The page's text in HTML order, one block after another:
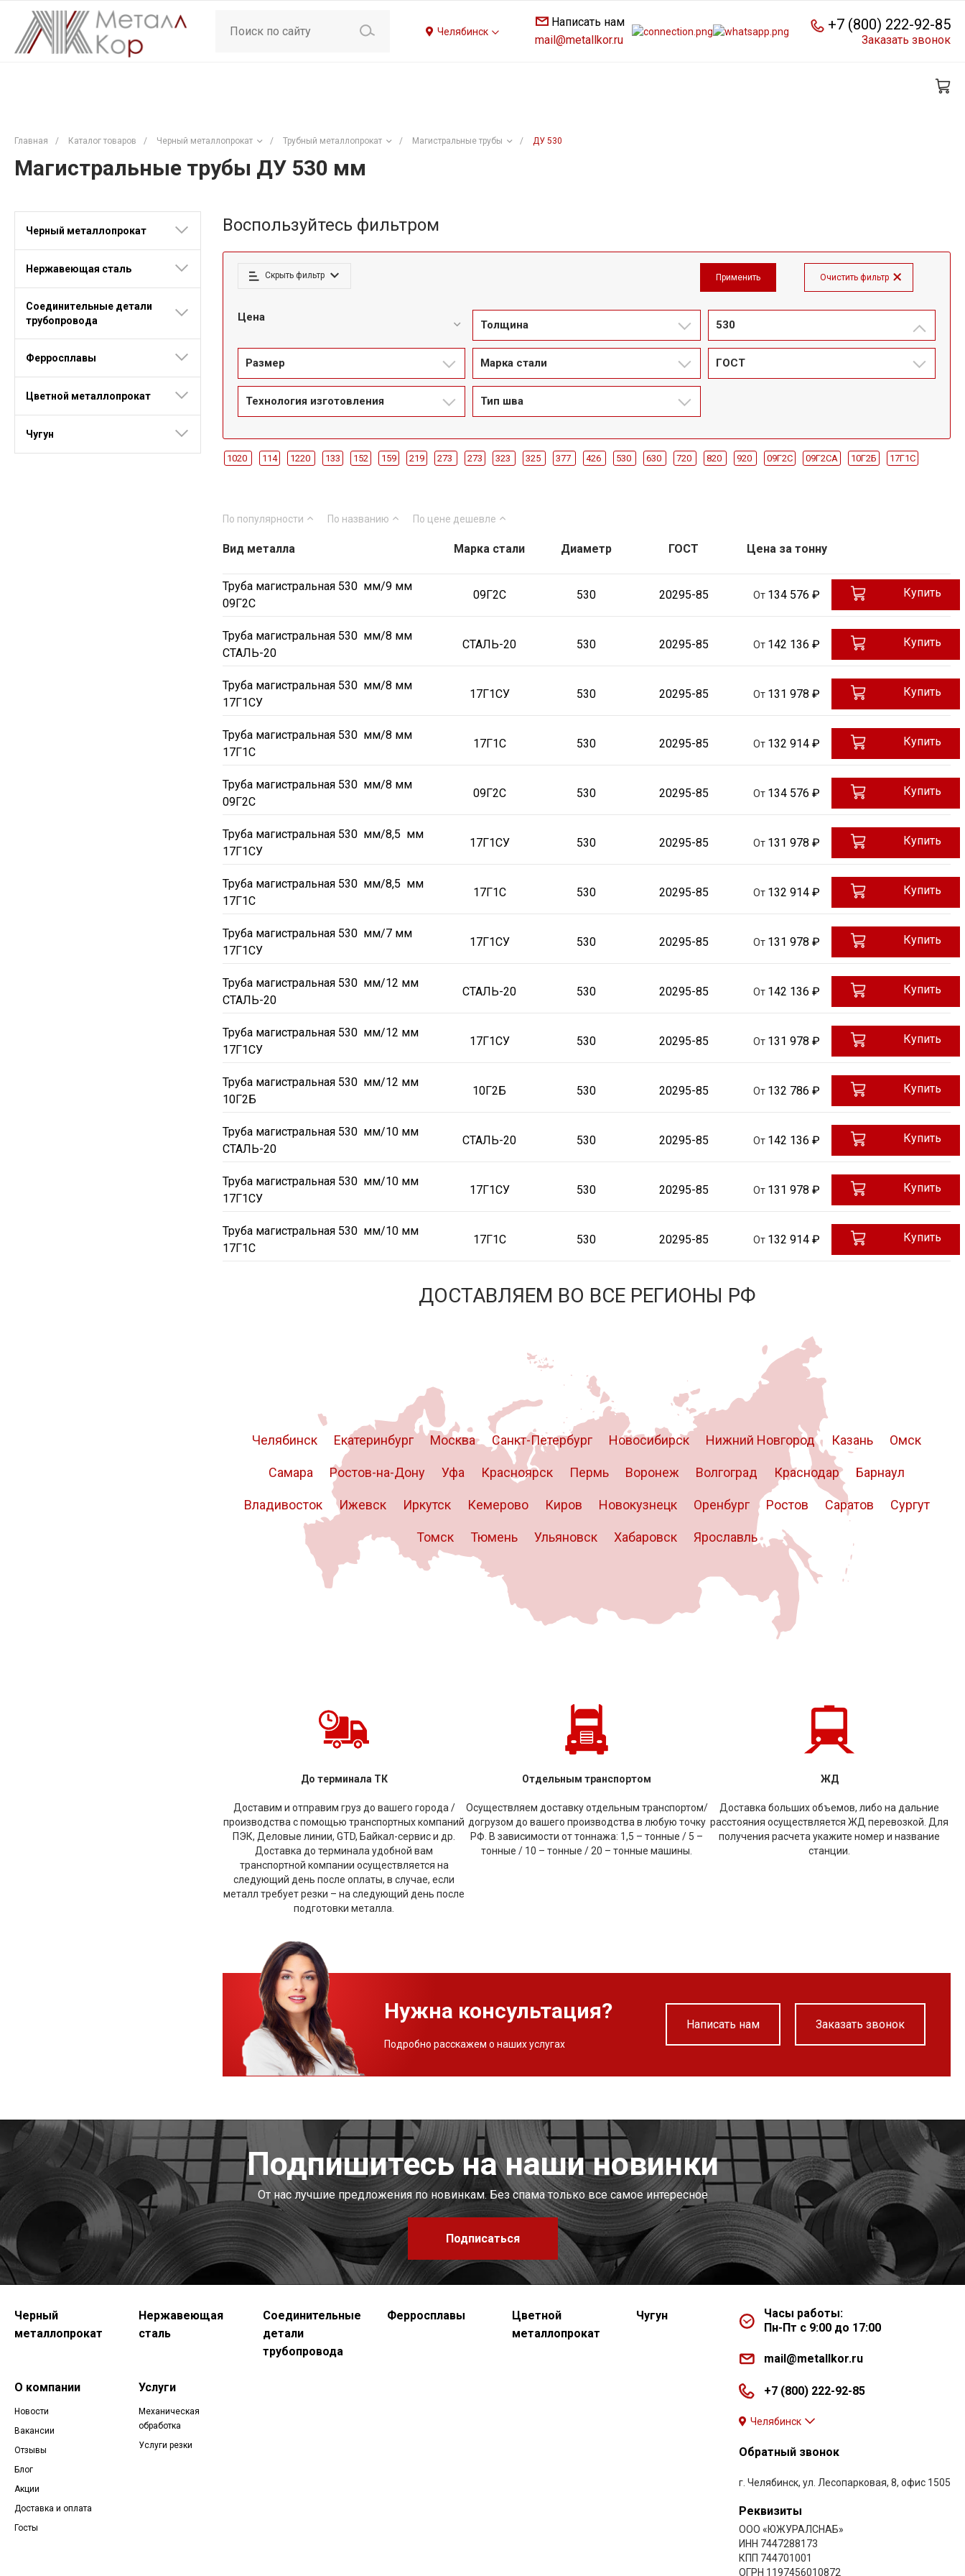
Челябинск
Написать нам
mail@metallkor.ru
+7 (800) 222-92-85
Заказать звонок
Главная / Каталог товаров / Черный металлопрокат / Трубный металлопрокат / Магистральные трубы / ДУ 530
Магистральные трубы ДУ 530 мм
Черный металлопрокат
Нержавеющая сталь
Соединительные детали
трубопровода
Ферросплавы
Цветной металлопрокат
Чугун
Воспользуйтесь фильтром
Скрыть фильтр
Цена
Толщина 530
Размер Марка стали ГОСТ
Технология изготовления Тип шва
1020 114 1220 133 152 159 219 273 273 323 325 377 426 530 630 720 820 920 09Г2С 09Г2СА 10Г2Б 17Г1С
По популярности По названию По цене дешевле
Вид металла Марка стали Диаметр ГОСТ Цена за тонну
Труба магистральная 530 мм/9 мм
09Г2С
09Г2С 530 20295-85 От 134 576 ₽ Купить
Труба магистральная 530 мм/8 мм
СТАЛЬ-20
СТАЛЬ-20 530 20295-85 От 142 136 ₽ Купить
Труба магистральная 530 мм/8 мм
17Г1СУ
17Г1СУ 530 20295-85 От 131 978 ₽ Купить
Труба магистральная 530 мм/8 мм
17Г1С
17Г1С 530 20295-85 От 132 914 ₽ Купить
Труба магистральная 530 мм/8 мм
09Г2С
09Г2С 530 20295-85 От 134 576 ₽ Купить
Труба магистральная 530 мм/8,5 мм
17Г1СУ
17Г1СУ 530 20295-85 От 131 978 ₽ Купить
Труба магистральная 530 мм/8,5 мм
17Г1С
17Г1С 530 20295-85 От 132 914 ₽ Купить
Труба магистральная 530 мм/7 мм
17Г1СУ
17Г1СУ 530 20295-85 От 131 978 ₽ Купить
Труба магистральная 530 мм/12 мм
СТАЛЬ-20
СТАЛЬ-20 530 20295-85 От 142 136 ₽ Купить
Труба магистральная 530 мм/12 мм
17Г1СУ
17Г1СУ 530 20295-85 От 131 978 ₽ Купить
Труба магистральная 530 мм/12 мм
10Г2Б
10Г2Б 530 20295-85 От 132 786 ₽ Купить
Труба магистральная 530 мм/10 мм
СТАЛЬ-20
СТАЛЬ-20 530 20295-85 От 142 136 ₽ Купить
Труба магистральная 530 мм/10 мм
17Г1СУ
17Г1СУ 530 20295-85 От 131 978 ₽ Купить
Труба магистральная 530 мм/10 мм
17Г1С
17Г1С 530 20295-85 От 132 914 ₽ Купить
ДОСТАВЛЯЕМ ВО ВСЕ РЕГИОНЫ РФ
Челябинск Екатеринбург Москва Санкт-Петербург Новосибирск Нижний Новгород Казань Омск
Самара Ростов-на-Дону Уфа Красноярск Пермь Воронеж Волгоград Краснодар Барнаул
Владивосток Ижевск Иркутск Кемерово Киров Новокузнецк Оренбург Ростов Саратов Сургут
Томск Тюмень Ульяновск Хабаровск Ярославль
До терминала ТК
Доставим и отправим груз до вашего города /
производства с помощью транспортных компаний
ПЭК, Деловые линии, GTD, Байкал-сервис и др.
Доставка до терминала удобной вам
транспортной компании осуществляется на
следующий день после оплаты, в случае, если
металл требует резки – на следующий день после
подготовки металла.
Отдельным транспортом
Осуществляем доставку отдельным транспортом/
догрузом до вашего производства в любую точку
РФ. В зависимости от тоннажа: 1,5 – тонные / 5 –
тонные / 10 – тонные / 20 – тонные машины.
ЖД
Доставка больших объемов, либо на дальние
расстояния осуществляется ЖД перевозкой. Для
получения расчета укажите номер и название
станции.
Нужна консультация?
Подробно расскажем о наших услугах
Написать нам Заказать звонок
Подпишитесь на наши новинки
От нас лучшие предложения по новинкам. Без спама только все самое интересное
Подписаться
Черный
металлопрокат
Нержавеющая
сталь
Соединительные
детали
трубопровода
Ферросплавы
Цветной
металлопрокат
Чугун
О компании
Новости
Вакансии
Отзывы
Блог
Акции
Доставка и оплата
Госты
Услуги
Механическая
обработка
Услуги резки
Часы работы:
Пн-Пт с 9:00 до 17:00
mail@metallkor.ru
+7 (800) 222-92-85
Челябинск
Обратный звонок
г. Челябинск, ул. Лесопарковая, 8, офис 1505
Реквизиты
ООО «ЮЖУРАЛСНАБ»
ИНН 7447288173
КПП 744701001
ОГРН 1197456010872